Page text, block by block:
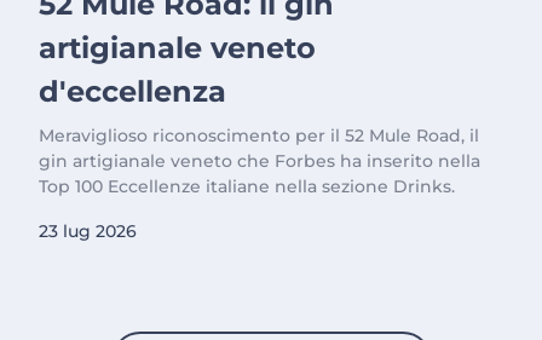
artigianale veneto
d'eccellenza
Meraviglioso riconoscimento per il 52 Mule Road, il
gin artigianale veneto che Forbes ha inserito nella
Top 100 Eccellenze italiane nella sezione Drinks.
23 lug 2026